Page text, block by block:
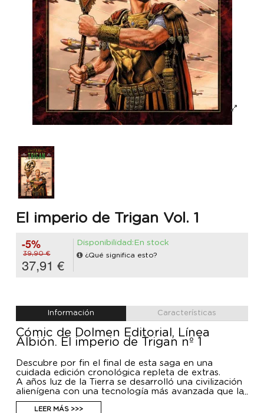
El imperio de Trigan Vol. 1
-5%
39,90 €
37,91 €
Disponibilidad:En stock
¿Qué significa esto?
Información Características
Cómic de Dolmen Editorial, Línea
Albión. El imperio de Trigan nº 1
Descubre por fin el final de esta saga en una
cuidada edición cronológica repleta de extras.
A años luz de la Tierra se desarrolló una civilización
alienígena con una tecnología más avanzada que la
nuestra. Dividida en pequeñas tribus, hubo un
hombre llamado Trigo que las unió y las llevó más
LEER MÁS >>>